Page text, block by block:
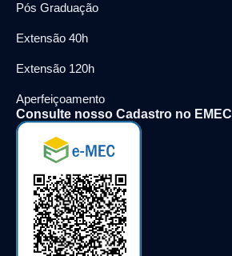
Pós Graduação
Extensão 40h
Extensão 120h
Aperfeiçoamento
Consulte nosso Cadastro no EMEC